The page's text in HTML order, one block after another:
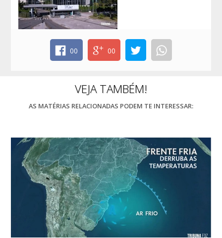
00 00
VEJA TAMBÉM!
AS MATÉRIAS RELACIONADAS PODEM TE INTERESSAR: